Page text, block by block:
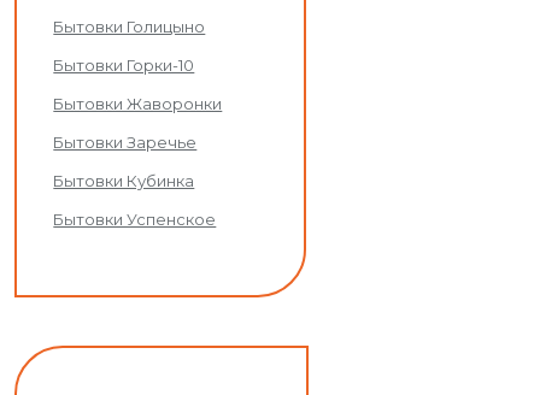
Бытовки Голицыно
Бытовки Горки-10
Бытовки Жаворонки
Бытовки Заречье
Бытовки Кубинка
Бытовки Успенское